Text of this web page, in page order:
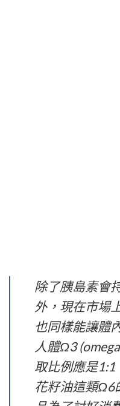
除了胰島素會
外，現在市場
也同樣能讓體
人體Ω3
取比例應是1:1
花籽油這類Ω6